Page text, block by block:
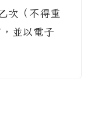
次（不得重
並以電子